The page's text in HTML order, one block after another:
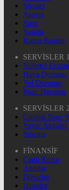
Siyaset
Asayiş
Spor
Yaşam
Kamu İlanları
SERVİSLER 1
Nöbetçi
Hava Durumu
Yol Durumu
Puan Durumu
SERVİSLER 2
Günlük Burç
Yayın Akışları
Sinema
FİNANSİF
Canlı Borsa
Altınlar
Dövizler
Hisseler